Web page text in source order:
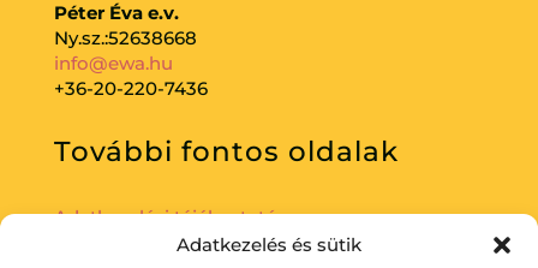
Adatkezelés és sütik
Péter Éva e.v.
Ny.sz.:52638668
info@ewa.hu
+36-20-220-7436
További fontos oldalak
Adatkezelési tájékoztató